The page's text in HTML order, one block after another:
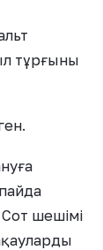
тұрғыны
шешімі